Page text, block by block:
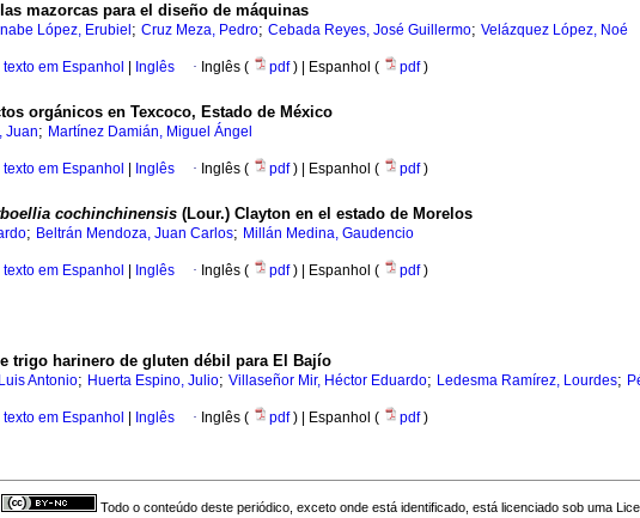
mazorcas para el diseño de máquinas
López, Erubiel ; Cruz Meza, Pedro; Cebada Reyes, José Guillermo; Velázquez López, Noé
texto em Espanhol Inglês · Inglês ( pdf) | Espanhol ( pdf)
orgánicos en Texcoco, Estado de México
Juan; Martínez Damián, Miguel Ángel
texto em Espanhol Inglês · Inglês ( pdf) | Espanhol ( pdf)
cochinchinensis (Lour.) Clayton en el estado de Morelos
; Beltrán Mendoza, Juan Carlos; Millán Medina, Gaudencio
texto em Espanhol Inglês · Inglês ( pdf) | Espanhol ( pdf)
trigo harinero de gluten débil para El Bajío
Antonio; Huerta Espino, Julio; Villaseñor Mir, Héctor Eduardo; Ledesma Ramírez, Lourdes;
texto em Espanhol Inglês · Inglês ( pdf) | Espanhol ( pdf)
Todo o conteúdo deste periódico, exceto onde está identificado, está licenciado sob uma